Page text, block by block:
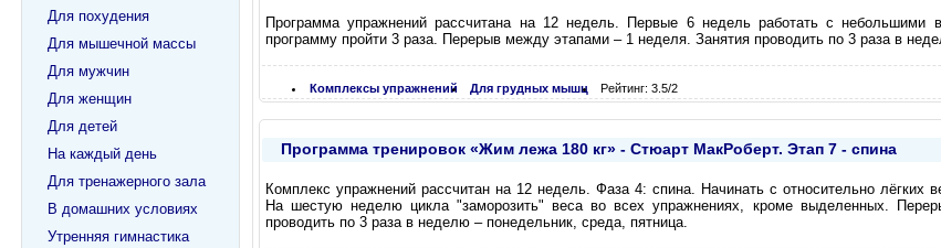
Программа упражнений рассчитана на 12 недель. Первые 6 недель работать с
программу пройти 3 раза. Перерыв между этапами – 1 неделя. Занятия проводить по 3 раза в
Комплексы упражнений Для грудных мышц Рейтинг: 3.5/2
Программа тренировок «Жим лежа 180 кг» - Стюарт МакРоберт. Этап 7 - спина
Комплекс упражнений рассчитан на 12 недель. Фаза 4: спина. Начинать с относительно лёгких
На шестую неделю цикла "заморозить" веса во всех упражнениях, кроме выделенных.
проводить по 3 раза в неделю – понедельник, среда, пятница.
Для похудения
Для мышечной массы
Для мужчин
Для женщин
Для детей
На каждый день
Для тренажерного зала
В домашних условиях
Утренняя гимнастика